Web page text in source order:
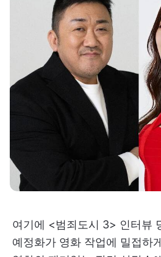
여기에 <범죄도시 3> 인터뷰
예정화가 영화 작업에 밀접하